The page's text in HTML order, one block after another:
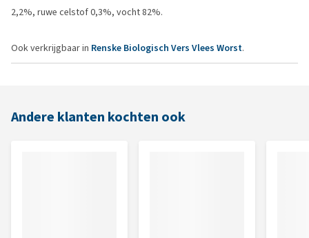
2,2%, ruwe celstof 0,3%, vocht 82%.
Ook verkrijgbaar in Renske Biologisch Vers Vlees Worst.
Andere klanten kochten ook